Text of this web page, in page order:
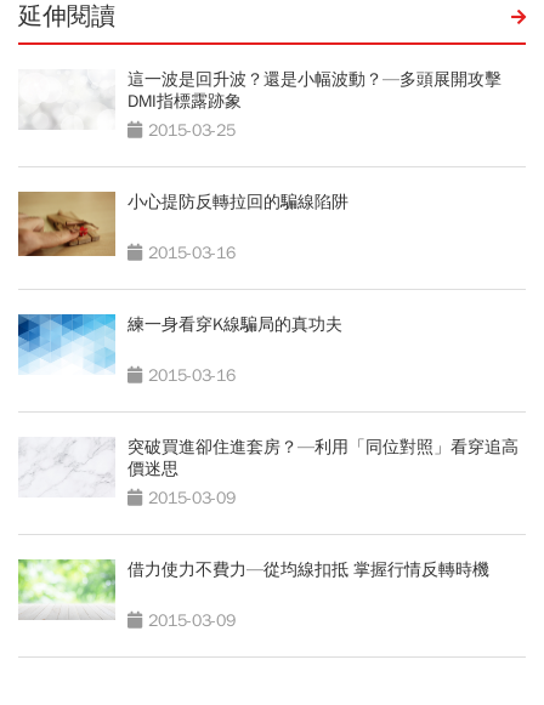
延伸閱讀
這一波是回升波？還是小幅波動？—多頭展開攻擊
DMI指標露跡象
2015-03-25
小心提防反轉拉回的騙線陷阱
2015-03-16
練一身看穿K線騙局的真功夫
2015-03-16
突破買進卻住進套房？—利用「同位對照」看穿追高
價迷思
2015-03-09
借力使力不費力—從均線扣抵 掌握行情反轉時機
2015-03-09